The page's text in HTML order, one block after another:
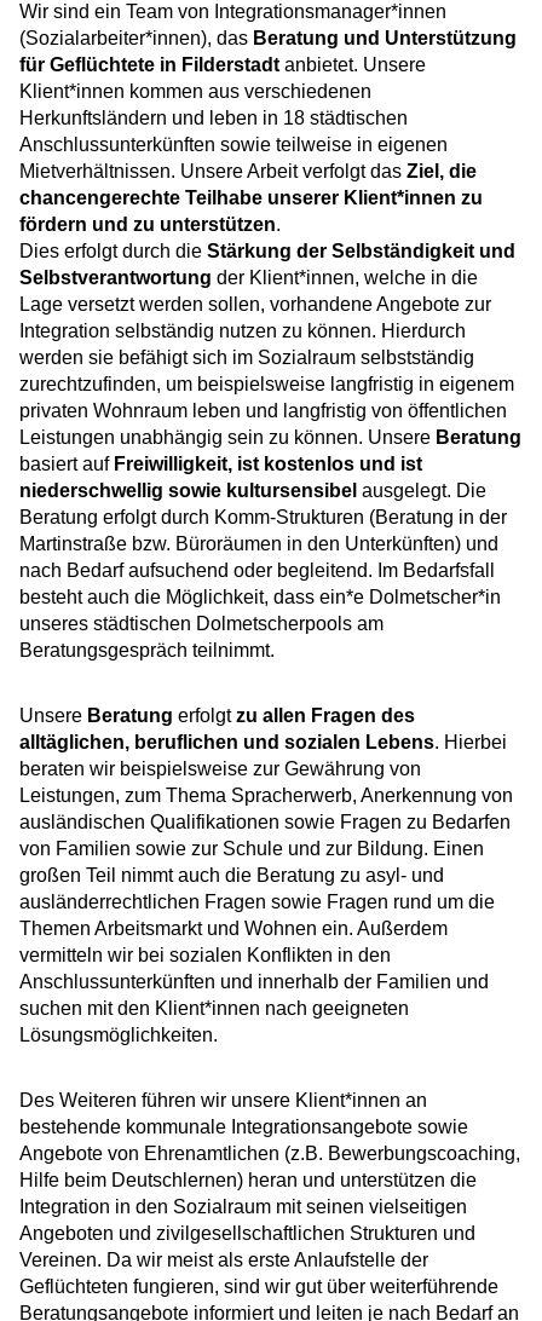
Wir sind ein Team von Integrationsmanager*innen
(Sozialarbeiter*innen), das Beratung und Unterstützung
für Geflüchtete in Filderstadt anbietet. Unsere
Klient*innen kommen aus verschiedenen
Herkunftsländern und leben in 18 städtischen
Anschlussunterkünften sowie teilweise in eigenen
Mietverhältnissen. Unsere Arbeit verfolgt das Ziel, die
chancengerechte Teilhabe unserer Klient*innen zu
fördern und zu unterstützen.
Dies erfolgt durch die Stärkung der Selbständigkeit und
Selbstverantwortung der Klient*innen, welche in die
Lage versetzt werden sollen, vorhandene Angebote zur
Integration selbständig nutzen zu können. Hierdurch
werden sie befähigt sich im Sozialraum selbstständig
zurechtzufinden, um beispielsweise langfristig in eigenem
privaten Wohnraum leben und langfristig von öffentlichen
Leistungen unabhängig sein zu können. Unsere Beratung
basiert auf Freiwilligkeit, ist kostenlos und ist
niederschwellig sowie kultursensibel ausgelegt. Die
Beratung erfolgt durch Komm-Strukturen (Beratung in der
Martinstraße bzw. Büroräumen in den Unterkünften) und
nach Bedarf aufsuchend oder begleitend. Im Bedarfsfall
besteht auch die Möglichkeit, dass ein*e Dolmetscher*in
unseres städtischen Dolmetscherpools am
Beratungsgespräch teilnimmt.
Unsere Beratung erfolgtzu allen Fragen des
alltäglichen, beruflichen und sozialen Lebens. Hierbei
beraten wir beispielsweise zur Gewährung von
Leistungen, zum Thema Spracherwerb, Anerkennung von
ausländischen Qualifikationen sowie Fragen zu Bedarfen
von Familien sowie zur Schule und zur Bildung. Einen
großen Teil nimmt auch die Beratung zu asyl- und
ausländerrechtlichen Fragen sowie Fragen rund um die
Themen Arbeitsmarkt und Wohnen ein. Außerdem
vermitteln wir bei sozialen Konflikten in den
Anschlussunterkünften und innerhalb der Familien und
suchen mit den Klient*innen nach geeigneten
Lösungsmöglichkeiten.
Des Weiteren führen wir unsere Klient*innen an
bestehende kommunale Integrationsangebote sowie
Angebote von Ehrenamtlichen (z.B. Bewerbungscoaching,
Hilfe beim Deutschlernen) heran und unterstützen die
Integration in den Sozialraum mit seinen vielseitigen
Angeboten und zivilgesellschaftlichen Strukturen und
Vereinen. Da wir meist als erste Anlaufstelle der
Geflüchteten fungieren, sind wir gut über weiterführende
Beratungsangebote informiert und leiten je nach Bedarf an